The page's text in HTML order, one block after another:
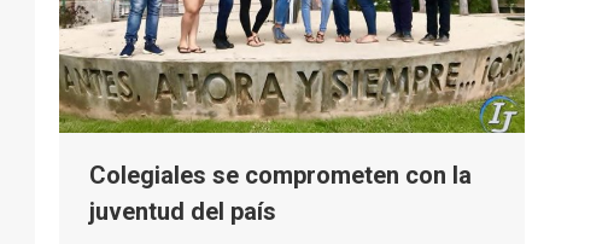
Colegiales se comprometen con la
juventud del país